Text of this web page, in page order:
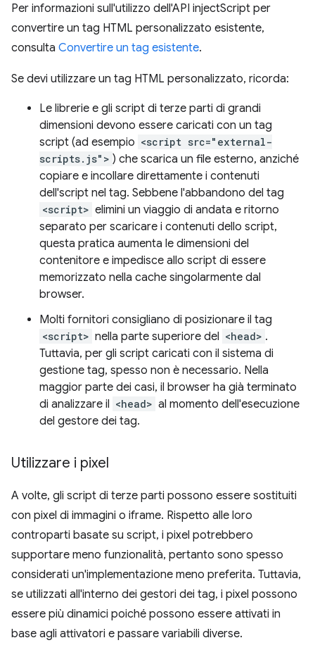
Per informazioni sull'utilizzo dell'API injectScript per
convertire un tag HTML personalizzato esistente,
consulta Convertire un tag esistente.
Se devi utilizzare un tag HTML personalizzato, ricorda:
Le librerie e gli script di terze parti di grandi
dimensioni devono essere caricati con un tag
script (ad esempio <script src="external-
scripts.js"> ) che scarica un file esterno, anziché
copiare e incollare direttamente i contenuti
dell'script nel tag. Sebbene l'abbandono del tag
<script> elimini un viaggio di andata e ritorno
separato per scaricare i contenuti dello script,
questa pratica aumenta le dimensioni del
contenitore e impedisce allo script di essere
memorizzato nella cache singolarmente dal
browser.
Molti fornitori consigliano di posizionare il tag
<script> nella parte superiore del <head> .
Tuttavia, per gli script caricati con il sistema di
gestione tag, spesso non è necessario. Nella
maggior parte dei casi, il browser ha già terminato
di analizzare il <head> al momento dell'esecuzione
del gestore dei tag.
Utilizzare i pixel
A volte, gli script di terze parti possono essere sostituiti
con pixel di immagini o iframe. Rispetto alle loro
controparti basate su script, i pixel potrebbero
supportare meno funzionalità, pertanto sono spesso
considerati un'implementazione meno preferita. Tuttavia,
se utilizzati all'interno dei gestori dei tag, i pixel possono
essere più dinamici poiché possono essere attivati in
base agli attivatori e passare variabili diverse.